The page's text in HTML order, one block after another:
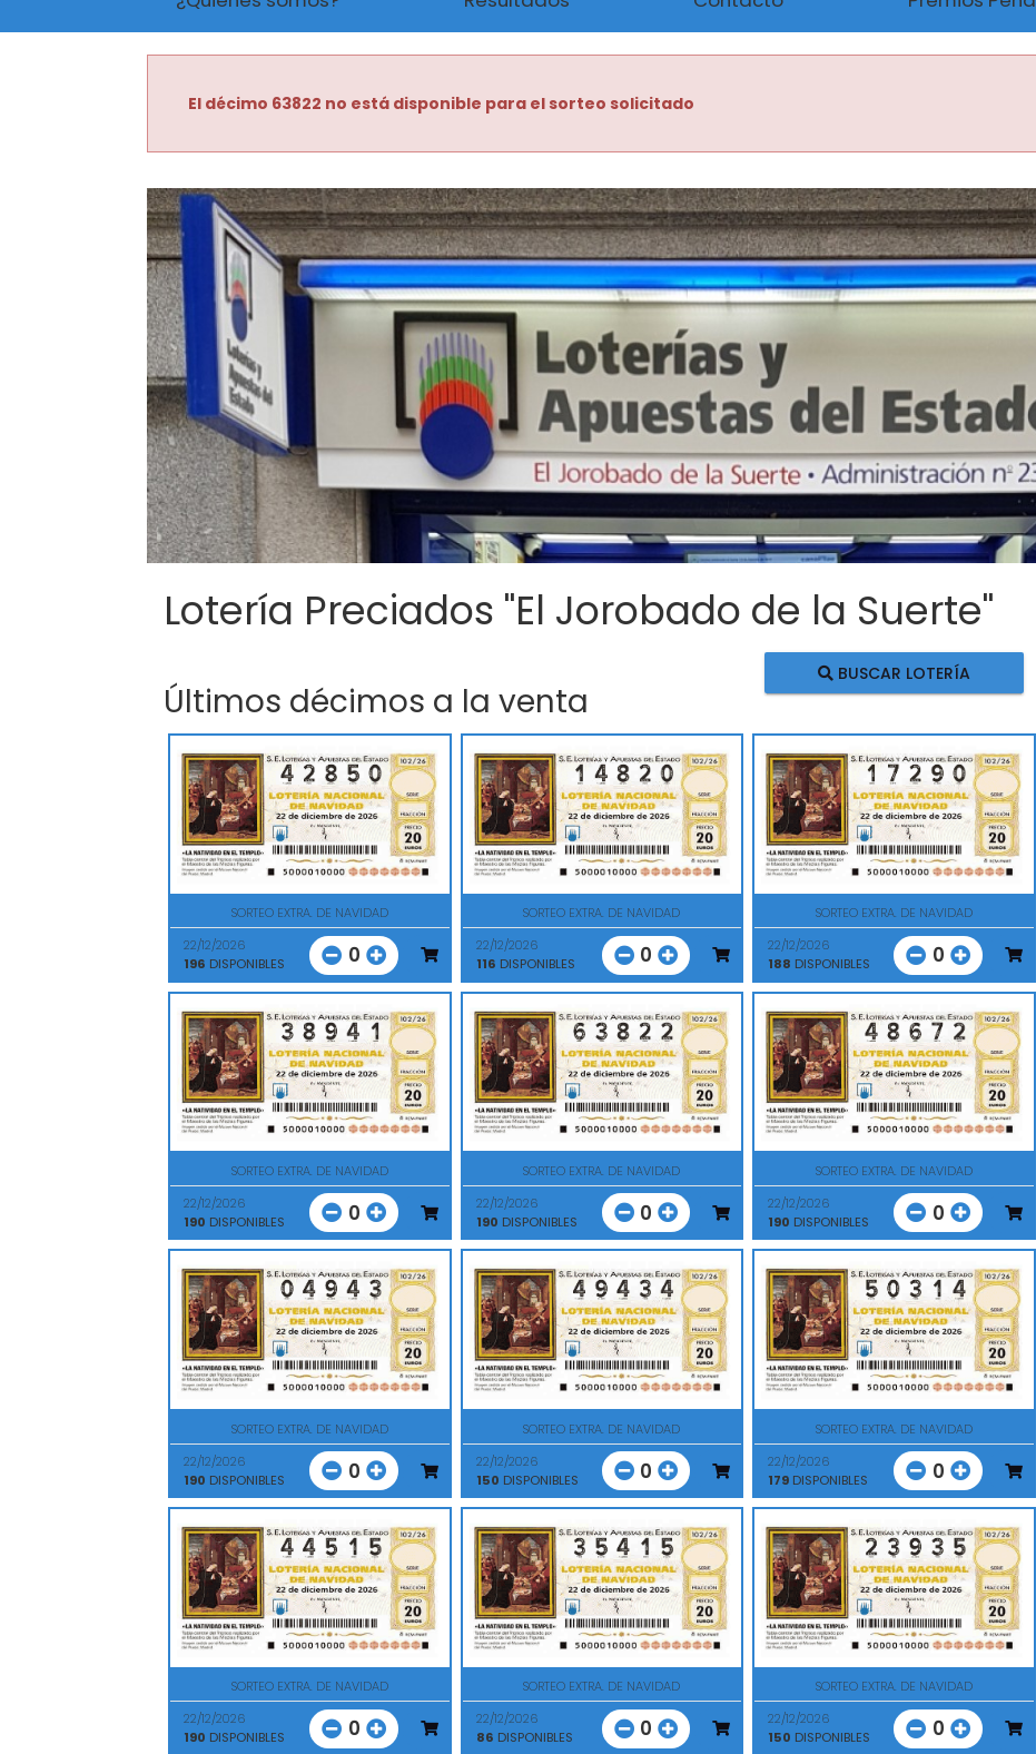
El décimo 63822 no está disponible para el sorteo solicitado
Lotería Preciados "El Jorobado de la Suerte"
Últimos décimos a la venta
BUSCAR LOTERÍA
SORTEO EXTRA. DE NAVIDAD
22/12/2026
196 DISPONIBLES 0
SORTEO EXTRA. DE NAVIDAD
22/12/2026
116 DISPONIBLES 0
SORTEO EXTRA. DE NAVIDAD
22/12/2026
188 DISPONIBLES 0
SORTEO EXTRA. DE NAVIDAD
22/12/2026
190 DISPONIBLES 0
SORTEO EXTRA. DE NAVIDAD
22/12/2026
190 DISPONIBLES 0
SORTEO EXTRA. DE NAVIDAD
22/12/2026
190 DISPONIBLES 0
SORTEO EXTRA. DE NAVIDAD
22/12/2026
190 DISPONIBLES 0
SORTEO EXTRA. DE NAVIDAD
22/12/2026
150 DISPONIBLES 0
SORTEO EXTRA. DE NAVIDAD
22/12/2026
179 DISPONIBLES 0
SORTEO EXTRA. DE NAVIDAD
22/12/2026
190 DISPONIBLES 0
SORTEO EXTRA. DE NAVIDAD
22/12/2026
86 DISPONIBLES 0
SORTEO EXTRA. DE NAVIDAD
22/12/2026
150 DISPONIBLES 0